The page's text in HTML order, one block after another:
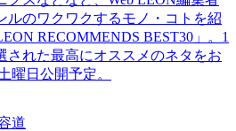
ルのワクワクするモノ・コトを紹
RECOMMENDS BEST30」。1
された最高にオススメのネタをお
曜日公開予定。
道